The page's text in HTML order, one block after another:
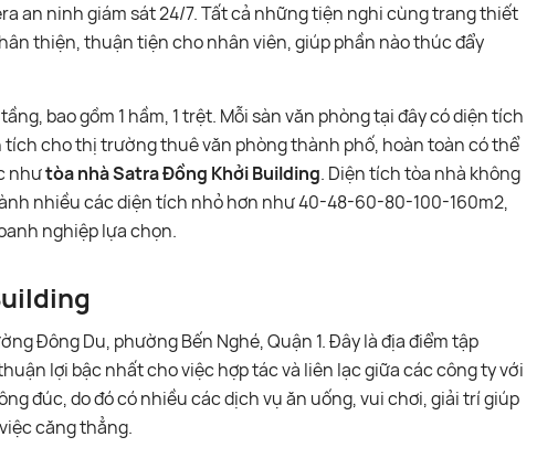
an ninh giám sát 24/7. Tất cả những tiện nghi cùng trang thiết
thiện, thuận tiện cho nhân viên, giúp phần nào thúc đẩy
bao gồm 1 hầm, 1 trệt. Mỗi sàn văn phòng tại đây có diện tích
tích cho thị trường thuê văn phòng thành phố, hoàn toàn có thể
nhưtòa nhà Satra Đồng Khởi Building. Diện tích tòa nhà không
nhiều các diện tích nhỏ hơn như 40-48-60-80-100-160m2,
nghiệp lựa chọn.
Đông Du, phường Bến Nghé, Quận 1. Đây là địa điểm tập
lợi bậc nhất cho việc hợp tác và liên lạc giữa các công ty với
đúc, do đó có nhiều các dịch vụ ăn uống, vui chơi, giải trí giúp
căng thẳng.